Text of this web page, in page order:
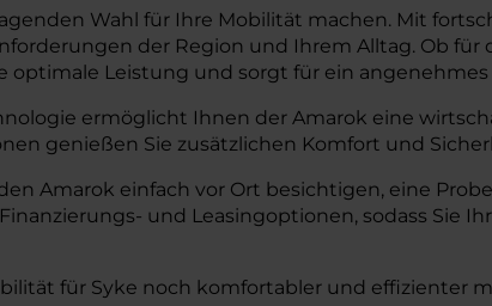
Wahl für Ihre Mobilität machen. Mit
der Region und Ihrem Alltag. Ob für
optimale Leistung und sorgt für ein
ermöglicht Ihnen der Amarok eine
genießen Sie zusätzlichen Komfort und
Amarok einfach vor Ort besichtigen, eine
und Leasingoptionen, sodass Sie
für Syke noch komfortabler und effizienter